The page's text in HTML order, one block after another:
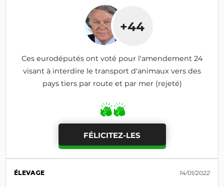
+44
Ces eurodéputés ont voté pour l'amendement 24
visant à interdire le transport d'animaux vers des
pays tiers par route et par mer (rejeté)
FÉLICITEZ-LES
ÉLEVAGE 14/01/2022